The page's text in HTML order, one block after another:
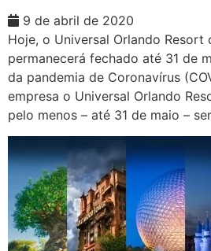
9 de abril de 2020
Hoje, o Universal Orlando
permanecerá fechado até 31 de
da pandemia de Coronavírus
empresa o Universal Orlando
pelo menos – até 31 de maio –